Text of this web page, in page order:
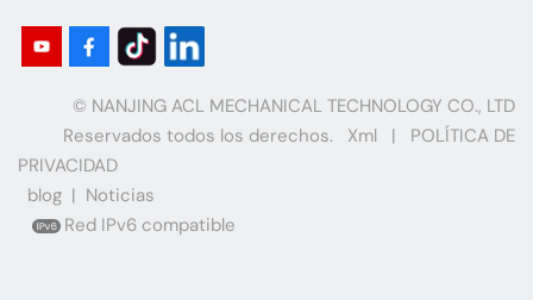
© NANJING ACL MECHANICAL TECHNOLOGY CO., LTD
Reservados todos los derechos.
Xml |
POLÍTICA DE
PRIVACIDAD
blog | Noticias
Red IPv6 compatible